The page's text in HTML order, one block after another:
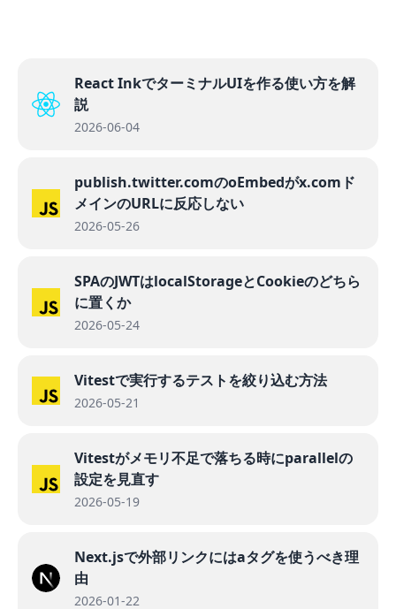
React InkでターミナルUIを作る使い方を解
説
2026-06-04
publish.twitter.comのoEmbedがx.comド
メインのURLに反応しない
2026-05-26
SPAのJWTはlocalStorageとCookieのどちら
に置くか
2026-05-24
Vitestで実行するテストを絞り込む方法
2026-05-21
Vitestがメモリ不足で落ちる時にparallelの
設定を見直す
2026-05-19
Next.jsで外部リンクにはaタグを使うべき理
由
2026-01-22